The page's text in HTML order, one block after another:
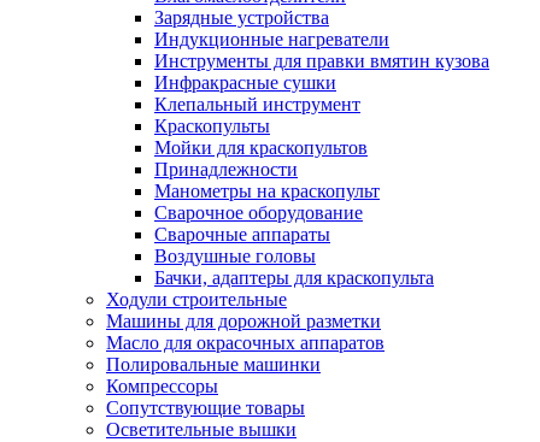
Зарядные устройства
Индукционные нагреватели
Инструменты для правки вмятин кузова
Инфракрасные сушки
Клепальный инструмент
Краскопульты
Мойки для краскопультов
Принадлежности
Манометры на краскопульт
Сварочное оборудование
Сварочные аппараты
Воздушные головы
Бачки, адаптеры для краскопульта
Ходули строительные
Машины для дорожной разметки
Масло для окрасочных аппаратов
Полировальные машинки
Компрессоры
Сопутствующие товары
Осветительные вышки